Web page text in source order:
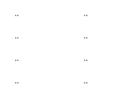
.. ..
.. ..
.. ..
.. ..